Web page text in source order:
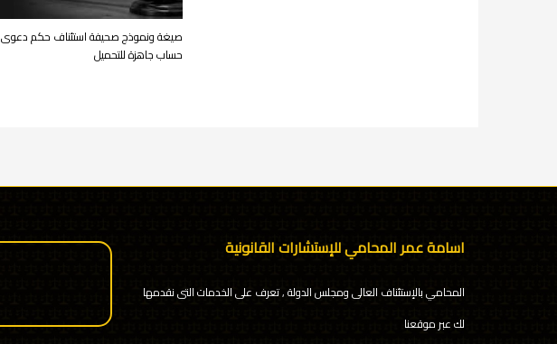
صيغة ونموذج صحيفة استئناف حكم دعوى
حساب جاهزة للتحميل
اسامة عمر المحامي للإستشارات القانونية
المحامي بالإستئناف العالى ومجلس الدولة , تعرف على الخدمات التى نقدمها
لك عبر موقعنا